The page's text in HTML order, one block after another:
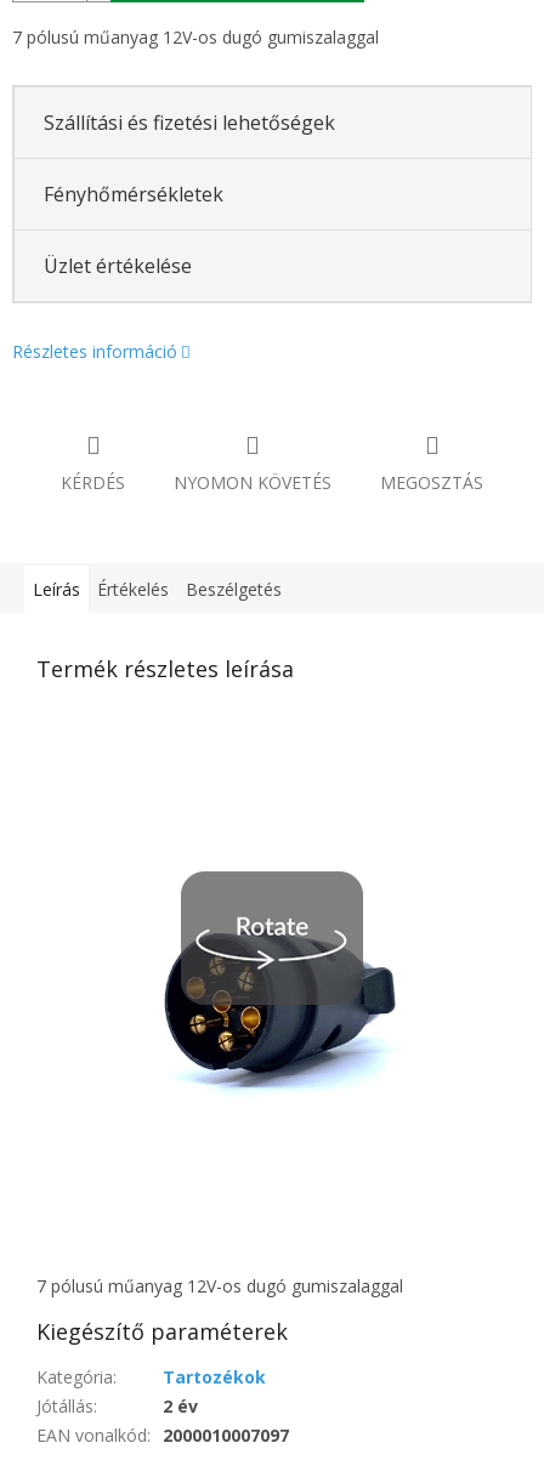
7 pólusú műanyag 12V-os dugó gumiszalaggal
Szállítási és fizetési lehetőségek
Fényhőmérsékletek
Üzlet értékelése
Részletes információ
KÉRDÉS NYOMON KÖVETÉS MEGOSZTÁS
Leírás Értékelés Beszélgetés
Termék részletes leírása
7 pólusú műanyag 12V-os dugó gumiszalaggal
Kiegészítő paraméterek
Kategória:
Tartozékok
Jótállás:
2 év
EAN vonalkód: 2000010007097